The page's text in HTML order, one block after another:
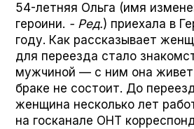
54-летняя Ольга (имя
героини. - Ред.) приехала в
году. Как рассказывает
для переезда стало
мужчиной — с ним она живет
браке не состоит. До
женщина несколько лет
на госканале ОНТ